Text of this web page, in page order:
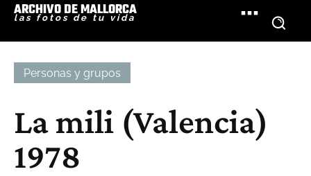
ARCHIVO DE MALLORCA
las fotos de tu vida
Personas y grupos
La mili (Valencia)
1978